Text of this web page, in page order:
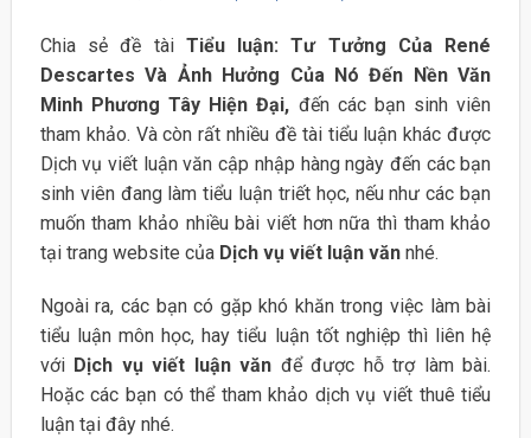
Chia sẻ đề tài Tiểu luận: Tư Tưởng Của René
Descartes Và Ảnh Hưởng Của Nó Đến Nền Văn
Minh Phương Tây Hiện Đại, đến các bạn sinh viên
tham khảo. Và còn rất nhiều đề tài tiểu luận khác được
Dịch vụ viết luận văn cập nhập hàng ngày đến các bạn
sinh viên đang làm tiểu luận triết học, nếu như các bạn
muốn tham khảo nhiều bài viết hơn nữa thì tham khảo
tại trang website của Dịch vụ viết luận vănnhé.
Ngoài ra, các bạn có gặp khó khăn trong việc làm bài
tiểu luận môn học, hay tiểu luận tốt nghiệp thì liên hệ
vớiDịch vụ viết luận văn để được hỗ trợ làm bài.
Hoặc các bạn có thể tham khảo dịch vụ viết thuê tiểu
luận tại đây nhé.